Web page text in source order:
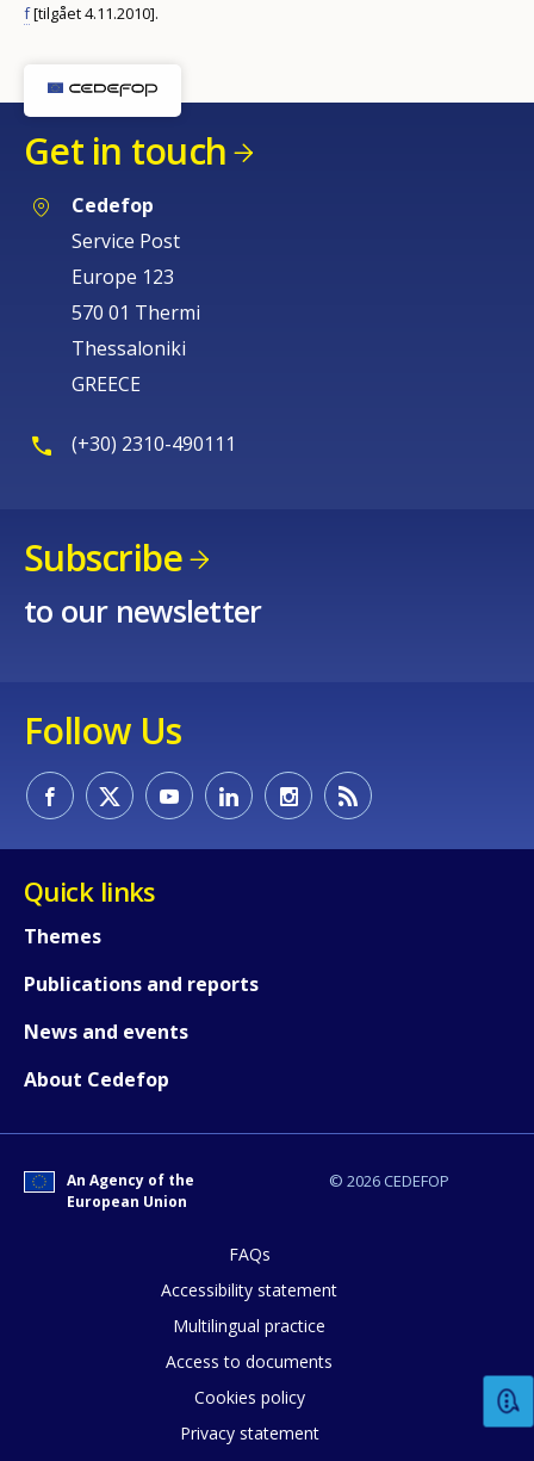
f[tilgået 4.11.2010].
Get in touch
Cedefop
Service Post
Europe 123
570 01 Thermi
Thessaloniki
GREECE
(+30) 2310-490111
Subscribe
to our newsletter
Follow Us
Quick links
Themes
Publications and reports
News and events
About Cedefop
© 2026 CEDEFOP
An Agency of the
European Union
FAQs
Accessibility statement
Multilingual practice
Access to documents
Cookies policy
Privacy statement
How would you rate the content on
Any additional comments or
page?